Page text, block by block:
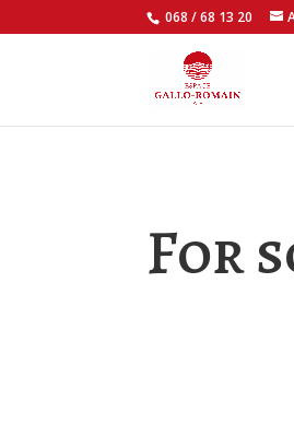
068 / 68 13 20
For